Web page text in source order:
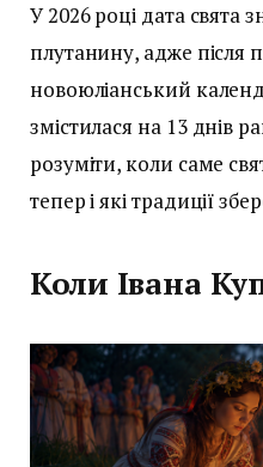
У 2026 році дата свята
плутанину, адже після
новоюліанський
змістилася на 13 днів
розуміти, коли саме
тепер і які традиції
Коли Івана